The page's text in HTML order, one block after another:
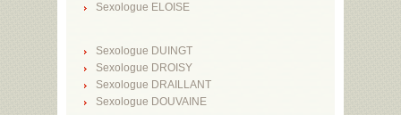
Sexologue ELOISE
Sexologue DUINGT
Sexologue DROISY
Sexologue DRAILLANT
Sexologue DOUVAINE